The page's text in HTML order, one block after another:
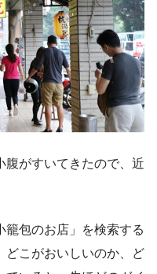
がすいてきたので、近
包のお店」を検索する
どこがおいしいのか、ど